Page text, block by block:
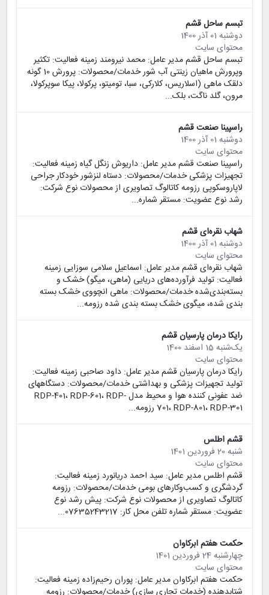
تبسم ساحل قشم
دوشنبه 01 آذر 1400
محتوای سایت
تبسم ساحل قشم مدیر عامل: محمد نیرومند زمینه فعالیت: تکثیر
وپرورش ماهیان زینتی آب شور خدمات/محصولات: پرورش 10 گونه
دلقک ماهی (اسلاریس، کلارکی، سبا، تومیتو، پرکولا، پیکا سوپرکولا،
مرون، گلد ناگت، بلک...
راسپینا صنعت قشم
دوشنبه 01 آذر 1400
محتوای سایت
راسپینا صنعت قشم مدیر عامل: داریوش زنگل گیاه زمینه فعالیت:
تجهیزات پزشکی خدمات/محصولات: دستاه لنزشور خودکار جراحی
لاپاروسکوپی رزومه کاتالوگ تصاویری از محصولات نوع شرکت:
رشد نوع عضویت: مستقر شماره...
شهاب نقره‌ای قشم
دوشنبه 01 آذر 1400
محتوای سایت
شهاب نقره‌ای قشم مدیر عامل: اسماعیل سلامی سوزایی زمینه
فعالیت: تولید فرآورده‌های دریایی (ماهی، میگو) خشک و
بسته‌بندی‌شده خدمات/محصولات: ماهی انچووی خشک بسته
بندی شده، میگوی خشک بسته بندی شده رزومه...
رایکا درمان پارسیان قشم
یک‌شنبه 15 اسفند 1400
محتوای سایت
رایکا درمان پارسیان قشم مدیر عامل: داود صاحبی زمینه فعالیت:
تولید تجهیزات پزشکی و بهداشتی خدمات/محصولات: دستگاههای
ضد عفونی کننده هوا و محیط مدل RDP-401، RDP-601، RDP-
701، RDP-801، RDP-301 رزومه...
قشم اطلس
شنبه 20 فروردین 1401
محتوای سایت
قشم اطلس مدیر عامل: سید احمد دریانورد زمینه فعالیت:
گردشگری و کسب‌وکارهای بومی خدمات/محصولات: رزومه
کاتالوگ تصاویری از محصولات نوع شرکت: پیش رشد نوع
عضویت: مستقر شماره تلفن محل کار: 07635243217...
حکمت هفتم ابرکاوان
چهارشنبه 24 فروردین 1401
محتوای سایت
حکمت هفتم ابرکاوان مدیر عامل: پوران رحیم‌زاده زمینه فعالیت:
شتابدهنده (خدمات تجاری سازی) خدمات/محصولات: رزومه